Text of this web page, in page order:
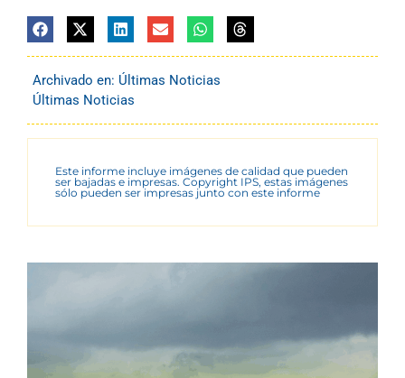
Archivado en: Últimas Noticias
Últimas Noticias
Este informe incluye imágenes de calidad que pueden
ser bajadas e impresas. Copyright IPS, estas imágenes
sólo pueden ser impresas junto con este informe